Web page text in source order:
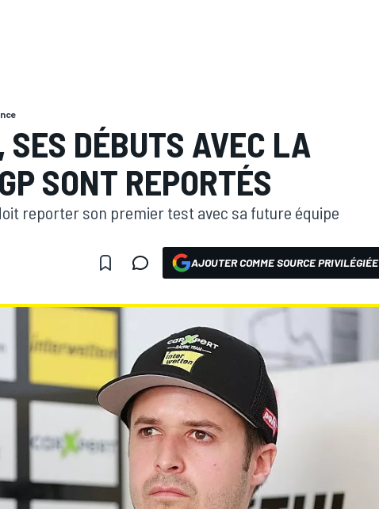
SES DÉBUTS AVEC LA
SONT REPORTÉS
reporter son premier test avec sa future équipe
AJOUTER COMME SOURCE PRIVILÉGIÉE